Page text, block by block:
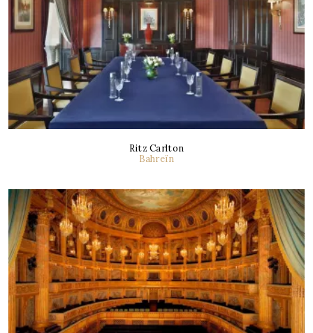
Ritz Carlton
Bahreïn